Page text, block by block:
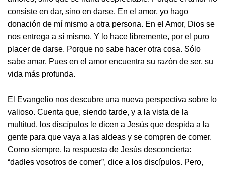
consiste en dar, sino en darse. En el amor, yo hago
donación de mí mismo a otra persona. En el Amor, Dios se
nos entrega a sí mismo. Y lo hace libremente, por el puro
placer de darse. Porque no sabe hacer otra cosa. Sólo
sabe amar. Pues en el amor encuentra su razón de ser, su
vida más profunda.
El Evangelio nos descubre una nueva perspectiva sobre lo
valioso. Cuenta que, siendo tarde, y a la vista de la
multitud, los discípulos le dicen a Jesús que despida a la
gente para que vaya a las aldeas y se compren de comer.
Como siempre, la respuesta de Jesús desconcierta:
“dadles vosotros de comer”, dice a los discípulos. Pero,